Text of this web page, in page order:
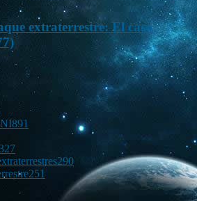
extraterrestre: El caso
891
290
251